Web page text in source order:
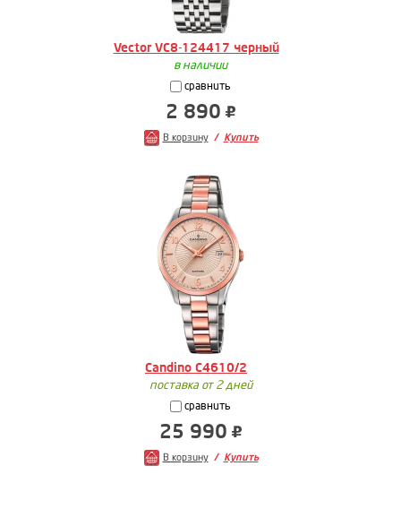
Vector VC8-124417 черный
в наличии
сравнить
2 890
В корзину Купить
Candino C4610/2
поставка от 2 дней
сравнить
25 990
В корзину Купить